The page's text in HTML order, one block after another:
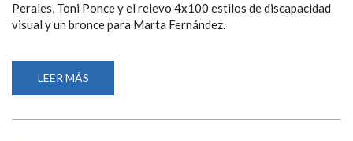
Perales, Toni Ponce y el relevo 4x100 estilos de discapacidad
visual y un bronce para Marta Fernández.
LEER MÁS
PARA
PERALES,